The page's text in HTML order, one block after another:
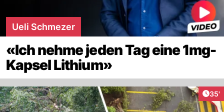
Ueli Schmezer
«Ich nehme jeden Tag eine 1mg-
Kapsel Lithium»
35'